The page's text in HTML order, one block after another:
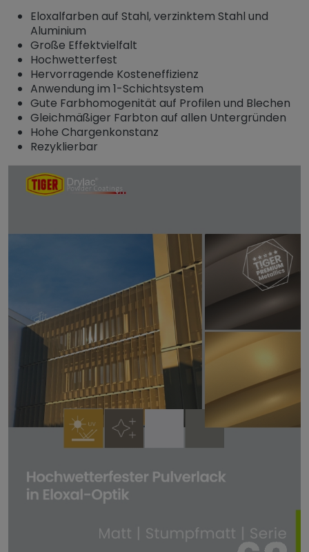
Eloxalfarben auf Stahl, verzinktem Stahl und
Aluminium
Große Effektvielfalt
Hochwetterfest
Hervorragende Kosteneffizienz
Anwendung im 1-Schichtsystem
Gute Farbhomogenität auf Profilen und Blechen
Gleichmäßiger Farbton auf allen Untergründen
Hohe Chargenkonstanz
Rezyklierbar